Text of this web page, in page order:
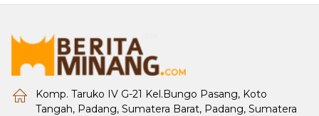
Komp. Taruko IV G-21 Kel.Bungo Pasang, Koto
Tangah, Padang, Sumatera Barat, Padang, Sumatera